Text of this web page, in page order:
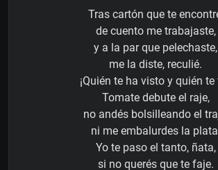
Tras cartón que te
de cuento me trabajaste,
y a la par que pelechaste,
me la diste, reculié.
¡Quién te ha visto y quién te
Tomate debute el raje,
no andés bolsilleando el
ni me embalurdes la
Yo te paso el tanto, ñata,
si no querés que te faje.